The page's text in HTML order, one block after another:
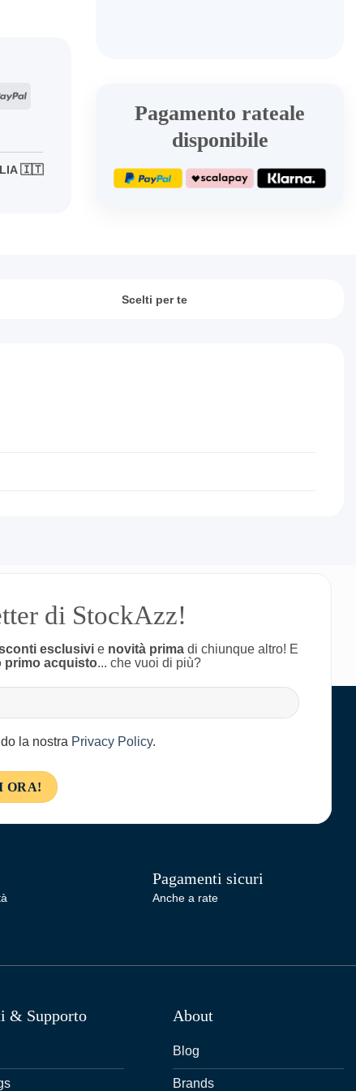
PayPal
🇮🇹
Pagamento rateale
disponibile
Scelti per te
di StockAzz!
esclusivie novità primadi chiunque altro! E
primo acquisto... che vuoi di più?
la nostra Privacy Policy.
Pagamenti sicuri
Anche a rate
& Supporto About
Blog
Brands